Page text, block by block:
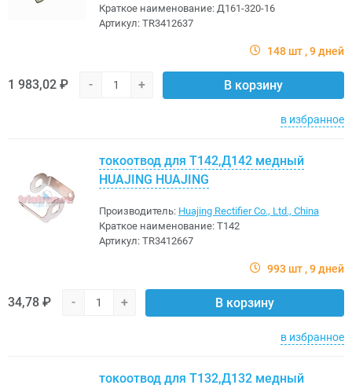
Краткое наименование: Д161-320-16
Артикул: TR3412637
148 шт 9 дней
1 983,02 ₽ - + В корзину
в избранное
токоотвод для Т142,Д142 медный
HUAJING HUAJING
Производитель: Huajing Rectifier Co., Ltd., China
Краткое наименование: Т142
Артикул: TR3412667
993 шт 9 дней
34,78 ₽ - + В корзину
в избранное
токоотвод для Т132,Д132 медный